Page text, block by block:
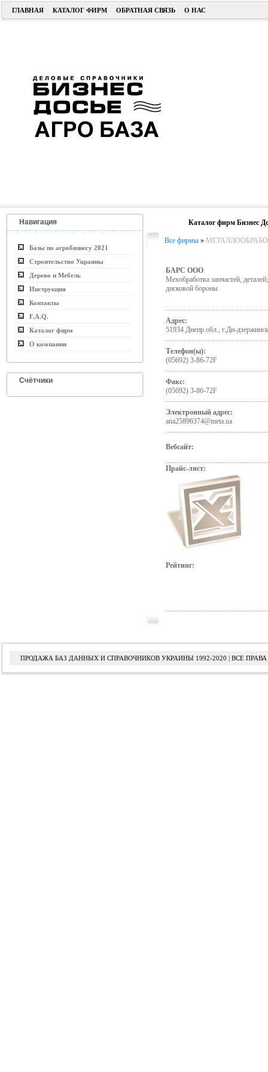
ГЛАВНАЯ КАТАЛОГ ФИРМ ОБРАТНАЯ СВЯЗЬ О НАС
Навигация
Базы по агробизнесу 2021
Строительство Украины
Дерево и Мебель
Инструкция
Контакты
F.A.Q.
Каталог фирм
О компании
Счётчики
Каталог фирм Бизнес
Все фирмы »
БАРС ООО
Мехобработка запчастей,
дисковой бороны
Адрес:
51934 Днепр.обл., г.Дн-
Телефон(ы):
(05692) 3-86-72F
Факс:
(05692) 3-86-72F
Электронный адрес:
ana25896374@meta.ua
Вебсайт:
Прайс-лист:
Рейтинг:
ПРОДАЖА БАЗ ДАННЫХ И СПРАВОЧНИКОВ УКРАИНЫ 1992-2020 | ВСЕ